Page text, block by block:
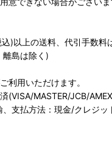
)以上の送料、代引手数料
離島は除く)
利用いただけます。
(VISA/MASTER/JCB/
、支払方法：現金/クレジッ